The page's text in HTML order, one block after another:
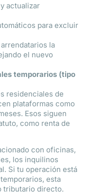
actualizar
para excluir
la
el nuevo
temporarios (tipo
residenciales de
plataformas como
Esos siguen
como renta de
con oficinas,
los inquilinos
Si tu operación está
esta
tributario directo.